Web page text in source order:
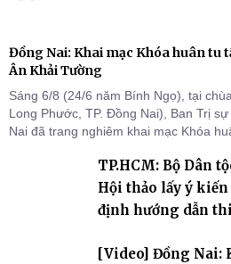
Đồng Nai: Khai mạc Khóa huân tu
Ân Khải Tường
Sáng 6/8 (24/6 năm Bính Ngọ), tại
Long Phước, TP. Đồng Nai), Ban Trị
Nai đã trang nghiêm khai mạc Khóa
chỗ khu vực VII, VIII và trường hạ
TP.HCM: Bộ Dân
Hội thảo lấy ý
định hướng dẫn
[Video] Đồng Nai: